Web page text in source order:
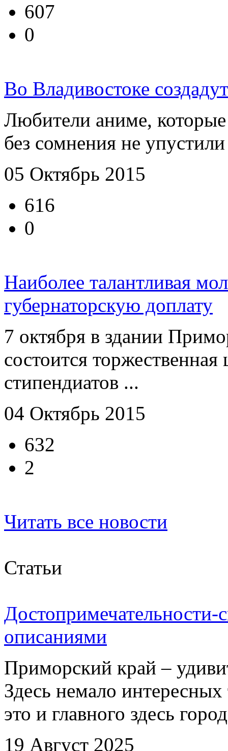
607
0
Во Владивостоке
Любители аниме,
без сомнения не
05 Октябрь 2015
616
0
Наиболее талантливая
губернаторскую доплату
7 октября в здании
состоится
стипендиатов ...
04 Октябрь 2015
632
2
Читать все новости
Статьи
описаниями
Приморский край –
Здесь немало интересных
это и главного здесь
19 Август 2025